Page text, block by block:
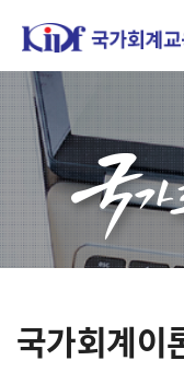
홈페이지가 새
한국조세재정
국가회계이